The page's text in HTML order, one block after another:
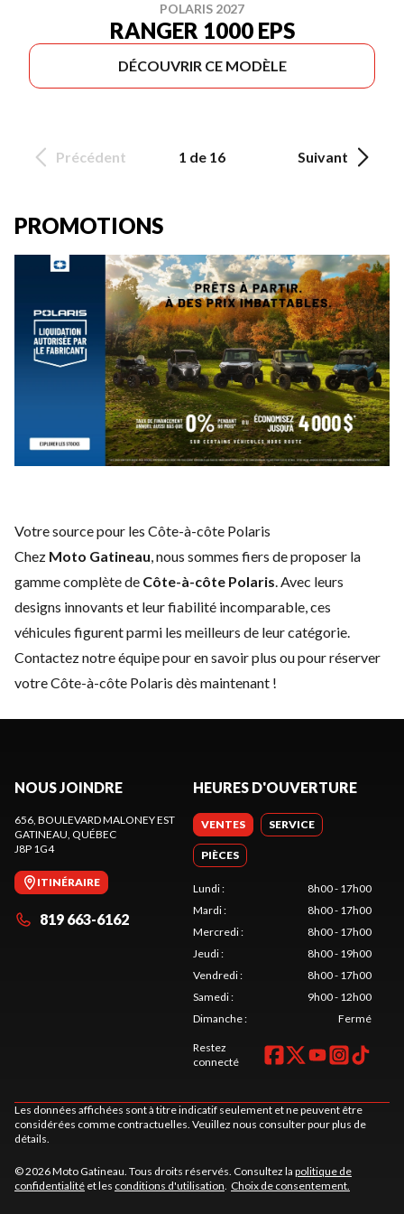
POLARIS 2027
RANGER 1000 EPS
DÉCOUVRIR CE MODÈLE
Précédent 1 de 16 Suivant
PROMOTIONS
Votre source pour les Côte-à-côte Polaris
Chez Moto Gatineau, nous sommes fiers de proposer la
gamme complète de Côte-à-côte Polaris. Avec leurs
designs innovants et leur fiabilité incomparable, ces
véhicules figurent parmi les meilleurs de leur catégorie.
Contactez notre équipepour en savoir plus ou pour réserver
votre Côte-à-côte Polaris dès maintenant !
NOUS JOINDRE
656, BOULEVARD MALONEY EST
GATINEAU, QUÉBEC
J8P 1G4
ITINÉRAIRE
819 663-6162
HEURES D'OUVERTURE
VENTES SERVICE
PIÈCES
Lundi:
8h00 - 17h00
Mardi:
8h00 - 17h00
Mercredi:
8h00 - 17h00
Jeudi:
8h00 - 19h00
Vendredi:
8h00 - 17h00
Samedi:
9h00 - 12h00
Dimanche: Fermé
Restez
connecté
Les données affichées sont à titre indicatif seulement et ne peuvent être
considérées comme contractuelles. Veuillez nous consulter pour plus de
détails.
© 2026 Moto Gatineau. Tous droits réservés. Consultez la politique de
confidentialité et les conditions d'utilisation. Choix de consentement.